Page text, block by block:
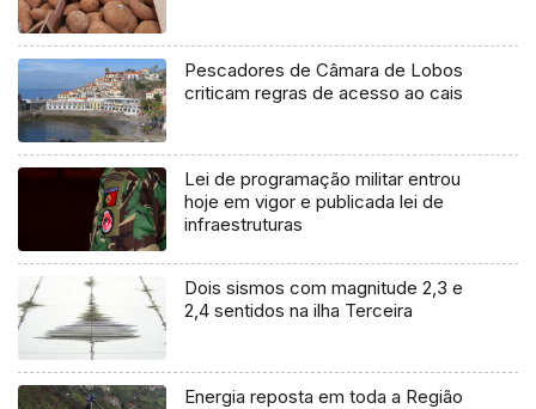
Pescadores de Câmara de Lobos
criticam regras de acesso ao cais
Lei de programação militar entrou
hoje em vigor e publicada lei de
infraestruturas
Dois sismos com magnitude 2,3 e
2,4 sentidos na ilha Terceira
Energia reposta em toda a Região